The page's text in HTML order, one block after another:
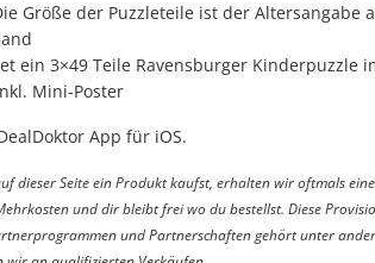
Größe der Puzzleteile ist der Altersangabe
ein 3×49 Teile Ravensburger Kinderpuzzle
Mini-Poster
App für iOS.
dieser Seite ein Produkt kaufst, erhalten wir oftmals
und dir bleibt frei wo du bestellst. Diese
und Partnerschaften gehört unter